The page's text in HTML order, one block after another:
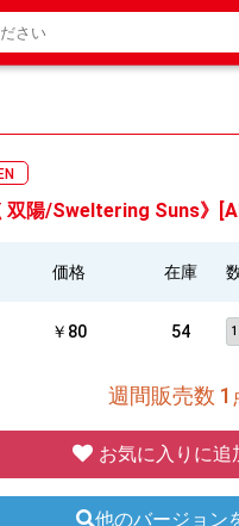
双陽/Sweltering Suns》
価格 在庫
￥80 54
週間販売数 1
お気に入りに追
他のバージョン